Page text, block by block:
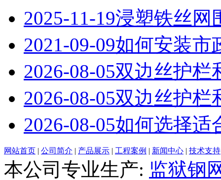
2025-11-19浸塑铁丝网
2021-09-09如何安装市
2026-08-05双边丝护栏
2026-08-05双边丝护栏
2026-08-05如何选择适
网站首页 | 公司简介 | 产品展示 | 工程案例 | 新闻中心 | 技术支持
本公司专业生产: 监狱钢